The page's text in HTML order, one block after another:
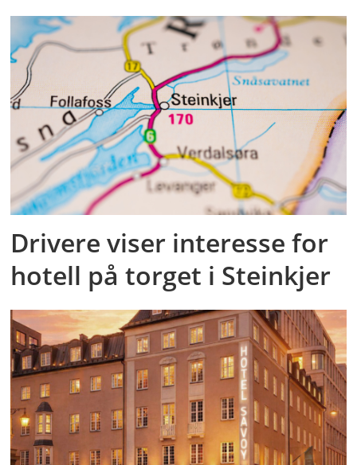
Drivere viser interesse for
hotell på torget i Steinkjer